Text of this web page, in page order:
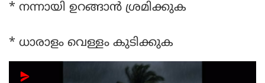
* നന്നായി ഉറങ്ങാൻ ശ്രമിക്കുക
* ധാരാളം വെള്ളം കുടിക്കുക